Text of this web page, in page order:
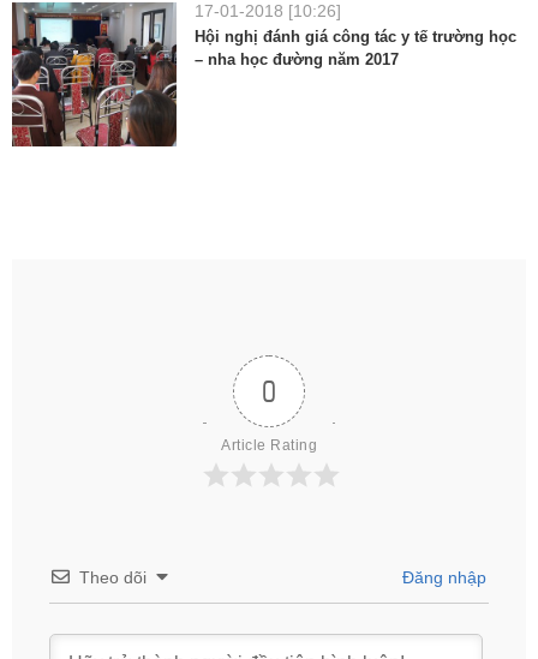
17-01-2018 [10:26]
Hội nghị đánh giá công tác y tế trường học
– nha học đường năm 2017
0
Article Rating
Theo dõi Đăng nhập